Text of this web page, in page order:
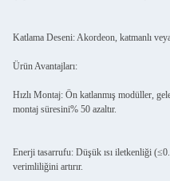
Katlama Deseni: Akordeon, katmanlı
Ürün Avantajları:
Hızlı Montaj: Ön katlanmış modüller,
montaj süresini% 50 azaltır.
Enerji tasarrufu: Düşük ısı iletkenliği
verimliliğini artırır.